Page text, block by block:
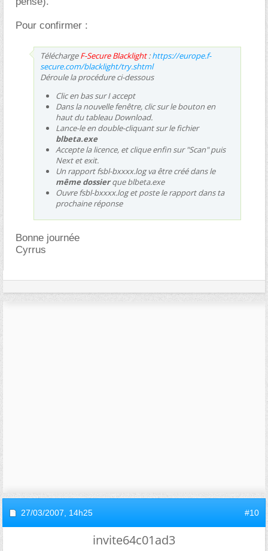
Pour confirmer :
TéléchargeF-Secure Blacklight:https://europe.f-
secure.com/blacklight/try.shtml
Déroule la procédure ci-dessous
Clic en bas surI accept
Dans la nouvelle fenêtre, clic sur le bouton en
haut du tableau Download.
Lance-le en double-cliquant sur le fichier
blbeta.exe
Accepte la licence, et clique enfin sur "Scan" puis
Next et exit.
Un rapport fsbl-bxxxx.log va être créé dans le
même dossierque blbeta.exe
Ouvre fsbl-bxxxx.log et poste le rapport dans ta
prochaine réponse
Bonne journée
Cyrrus
27/03/2007, 14h25 #10
invite64c01ad3